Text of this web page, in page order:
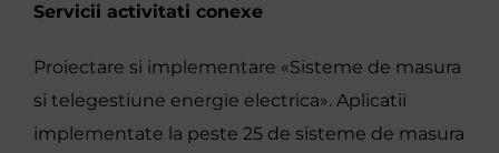
Servicii activitati conexe
Proiectare si implementare «Sisteme de masura
si telegestiune energie electrica». Aplicatii
implementate la peste 25 de sisteme de masura